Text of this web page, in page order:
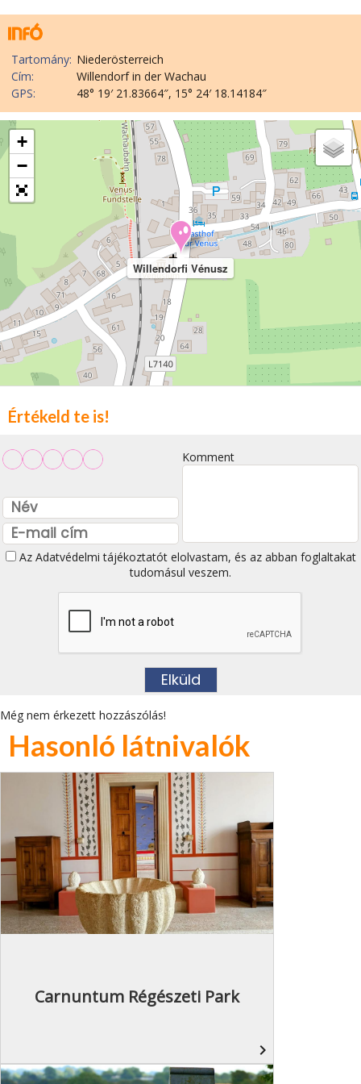
Tartomány: Niederösterreich
Cím:
Willendorf in der Wachau
GPS:
48° 19′ 21.83664″, 15° 24′ 18.14184″
Willendorfi Vénusz
+
−
Értékeld te is!
Komment
Az Adatvédelmi tájékoztatótelolvastam, és az abban foglaltakat
tudomásul veszem.
Még nem érkezett hozzászólás!
Hasonló látnivalók
Carnuntum Régészeti Park
navigate_next